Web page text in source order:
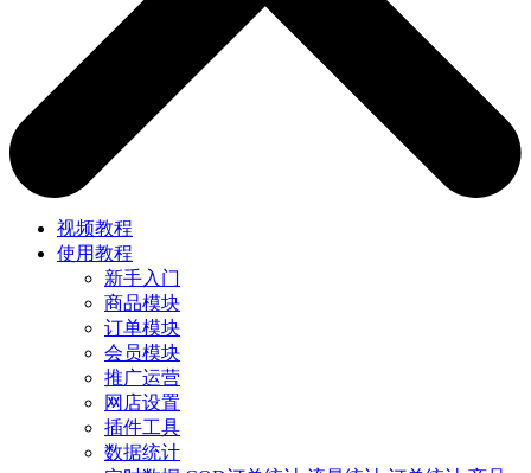
视频教程
使用教程
新手入门
商品模块
订单模块
会员模块
推广运营
网店设置
插件工具
数据统计